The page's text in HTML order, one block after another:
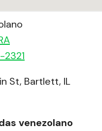
2321
St, Bartlett, IL
venezolano